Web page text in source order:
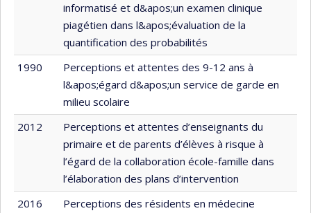
informatisé et d&apos;un examen clinique
piagétien dans l&apos;évaluation de la
quantification des probabilités
1990
Perceptions et attentes des 9-12 ans à
l&apos;égard d&apos;un service de garde en
milieu scolaire
2012
Perceptions et attentes d’enseignants du
primaire et de parents d’élèves à risque à
l’égard de la collaboration école-famille dans
l’élaboration des plans d’intervention
2016
Perceptions des résidents en médecine